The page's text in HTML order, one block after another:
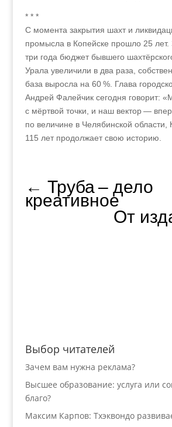
* * *
С момента закрытия шахт и
промысла в Копейске прошло 25 лет.
три года бюджет бывшего
Урала увеличили в два раза,
база выросла на 60 %. Глава
Андрей Фалейчик сегодня говорит:
с мёртвой точки, и наш вектор —
по величине в Челябинской области,
115 лет продолжает свою историю.
← Труба – дело
креативное
От
Выбор читателей
Зачем вам нужна реклама?
Высшее образование: услуга или
благо?
Максим Карпов: Тхэквондо